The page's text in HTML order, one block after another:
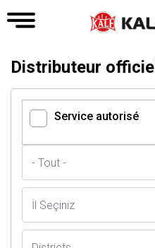
Distributeur officiel
Service autorisé